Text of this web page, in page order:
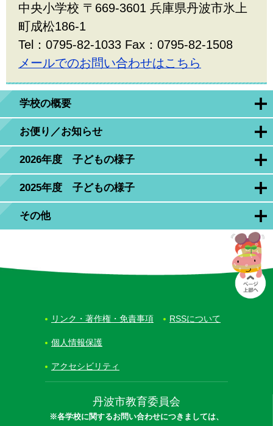
学校の概要
お便り／お知らせ
2026年度 子どもの様子
2025年度 子どもの様子
その他
中央小学校 〒669-3601 兵庫県丹波市氷上
町成松186-1
Tel：0795-82-1033 Fax：0795-82-1508
メールでのお問い合わせはこちら
丹波市教育委員会
※各学校に関するお問い合わせにつきましては、
リンク・著作権・免責事項 RSSについて
個人情報保護
アクセシビリティ